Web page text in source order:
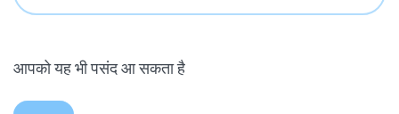
आपको यह भी पसंद आ सकता है